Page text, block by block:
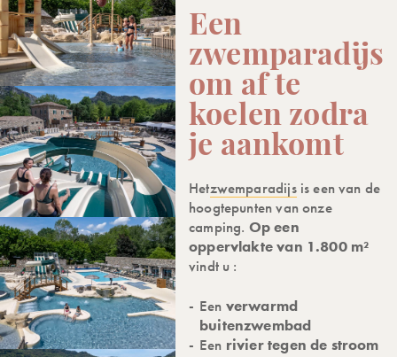
Een
zwemparadijs
om af te
koelen zodra
je aankomt
Hetzwemparadijsis een van de
hoogtepunten van onze
camping. Op een
oppervlakte van 1.800 m²
vindt u :
Een verwarmd
buitenzwembad
Een rivier tegen de stroom